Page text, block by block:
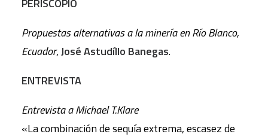
Propuestas alternativas a la minería en Río Blanco,
Ecuador,José Astudíllo Banegas.
ENTREVISTA
Entrevista a Michael T.Klare
«La combinación de sequía extrema, escasez de